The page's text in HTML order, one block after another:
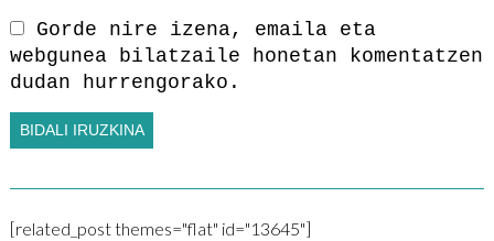
Gorde nire izena, emaila eta
webgunea bilatzaile honetan komentatzen
dudan hurrengorako.
[related_post themes="flat" id="13645"]